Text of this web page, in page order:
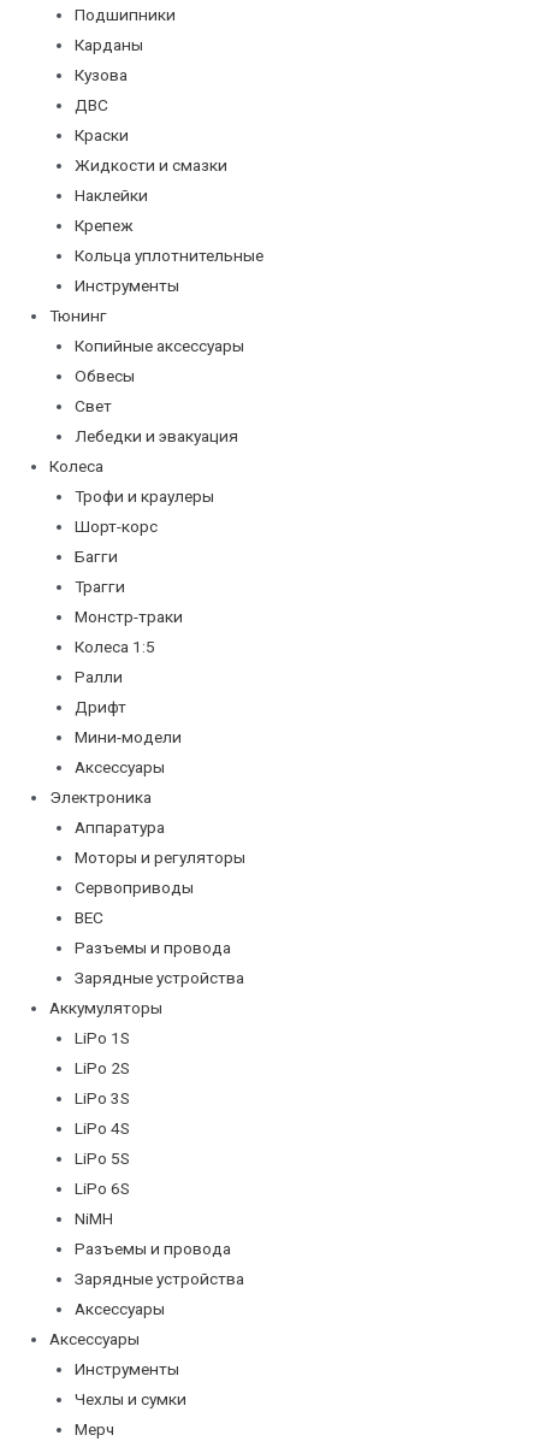
Подшипники
Карданы
Кузова
ДВС
Краски
Жидкости и смазки
Наклейки
Крепеж
Кольца уплотнительные
Инструменты
Тюнинг
Копийные аксессуары
Обвесы
Свет
Лебедки и эвакуация
Колеса
Трофи и краулеры
Шорт-корс
Багги
Трагги
Монстр-траки
Колеса 1:5
Ралли
Дрифт
Мини-модели
Аксессуары
Электроника
Аппаратура
Моторы и регуляторы
Сервоприводы
BEC
Разъемы и провода
Зарядные устройства
Аккумуляторы
LiPo 1S
LiPo 2S
LiPo 3S
LiPo 4S
LiPo 5S
LiPo 6S
NiMH
Разъемы и провода
Зарядные устройства
Аксессуары
Аксессуары
Инструменты
Чехлы и сумки
Мерч